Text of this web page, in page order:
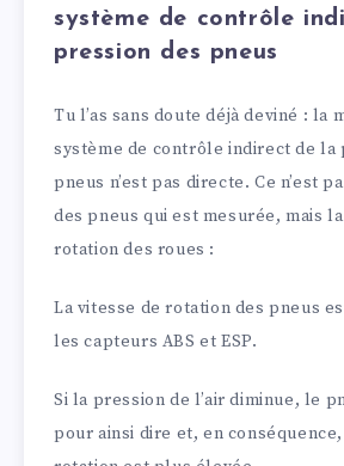
système de contrôle
pression des pneus
Tu l’as sans doute déjà deviné : la
système de contrôle indirect de la
pneus n’est pas directe. Ce n’est
des pneus qui est mesurée, mais
rotation des roues :
La vitesse de rotation des pneus
les capteurs ABS et ESP.
Si la pression de l’air diminue, le
pour ainsi dire et, en